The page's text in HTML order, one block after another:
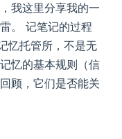
我这里分享我的一
。 记笔记的过程
忆托管所，不是无
忆的基本规则（信
顾，它们是否能关